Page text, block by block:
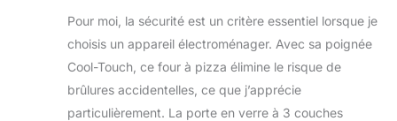
Pour moi, la sécurité est un critère essentiel lorsque je
choisis un appareil électroménager. Avec sa poignée
Cool-Touch, ce four à pizza élimine le risque de
brûlures accidentelles, ce que j’apprécie
particulièrement. La porte en verre à 3 couches